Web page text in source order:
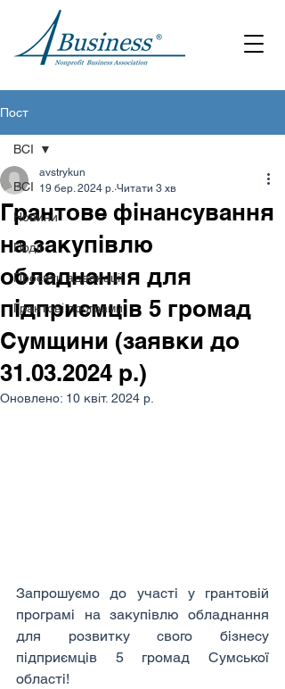
Пост
ВСІ
Новини
Події
Проєкти адвокації
Грантові програми
ВСІ
Грантове фінансування
на закупівлю
обладнання для
підприємців 5 громад
Сумщини (заявки до
31.03.2024 р.)
avstrykun
19 бер. 2024 р. Читати 3 хв
Оновлено: 10 квіт. 2024 р.
Запрошуємо до участі у грантовій
програмі на закупівлю обладнання
для розвитку свого бізнесу
підприємців 5 громад Сумської
області!